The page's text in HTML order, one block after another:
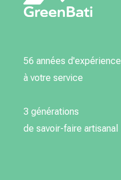
56 années d'expérience
à votre service
3 générations
de savoir-faire artisanal